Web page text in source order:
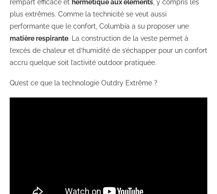
rempart efficace et hermétique aux éléments , y compris les
plus extrêmes. Comme la technicité se veut aussi
performante que le confort, Columbia a su proposer une
matière respirante. La construction de la veste permet à
l’excès de chaleur et d’humidité de s’échapper pour un confort
accru quelque soit l’activité outdoor pratiquée.
Qu’est ce que la technologie Outdry Extrême ?